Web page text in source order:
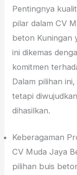
Pentingnya
pilar dalam CV
beton Kuningan
ini dikemas
komitmen
Dalam pilihan
tetapi
dihasilkan.
Keberagaman
CV Muda Jaya
pilihan buis